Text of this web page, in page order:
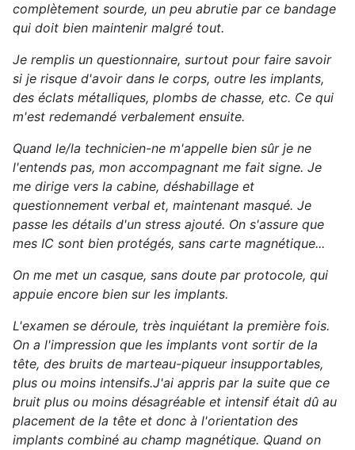
complètement sourde, un peu abrutie par ce bandage
qui doit bien maintenir malgré tout.
Je remplis un questionnaire, surtout pour faire savoir
si je risque d'avoir dans le corps, outre les implants,
des éclats métalliques, plombs de chasse, etc. Ce qui
m'est redemandé verbalement ensuite.
Quand le/la technicien-ne m'appelle bien sûr je ne
l'entends pas, mon accompagnant me fait signe. Je
me dirige vers la cabine, déshabillage et
questionnement verbal et, maintenant masqué. Je
passe les détails d'un stress ajouté. On s'assure que
mes IC sont bien protégés, sans carte magnétique...
On me met un casque, sans doute par protocole, qui
appuie encore bien sur les implants.
L'examen se déroule, très inquiétant la première fois.
On a l'impression que les implants vont sortir de la
tête, des bruits de marteau-piqueur insupportables,
plus ou moins intensifs.J'ai appris par la suite que ce
bruit plus ou moins désagréable et intensif était dû au
placement de la tête et donc à l'orientation des
implants combiné au champ magnétique. Quand on